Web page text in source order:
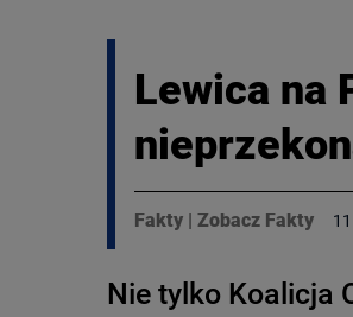
Lewica na
Fakty | Zobacz Fakty
Nie tylko Koalicja